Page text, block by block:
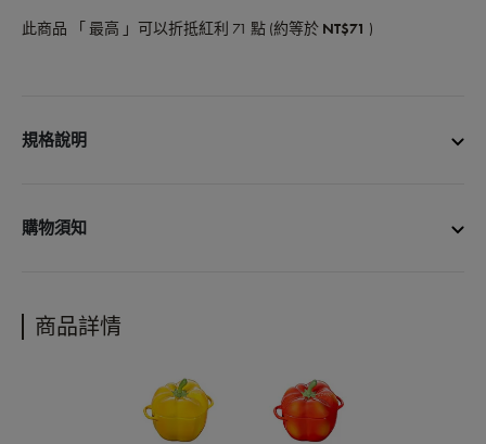
此商品 「 最高 」可以折抵紅利 71 點 (約等於 NT$71 )
規格說明
商品尺寸：12cm
商品產地：中國
購物須知
• 更多購物資訊，請參閱以下說明
購物說明
商品詳情